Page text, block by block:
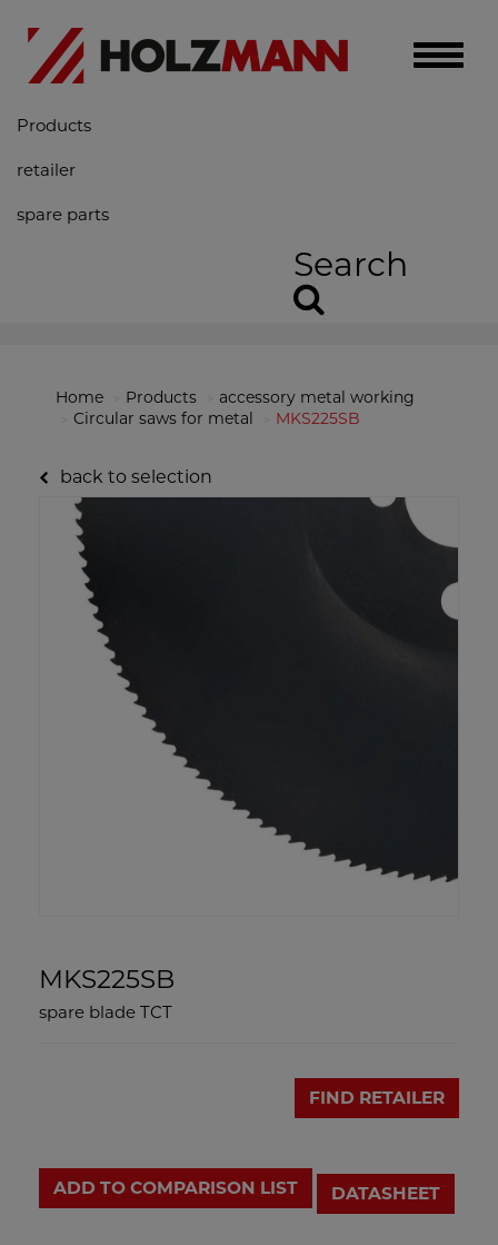
Toggle
Products
retailer
spare parts
Search
Home Products
accessory metal working
Circular saws for metal
MKS225SB
back to selection
MKS225SB
spare blade TCT
FIND RETAILER
ADD TO COMPARISON LIST DATASHEET